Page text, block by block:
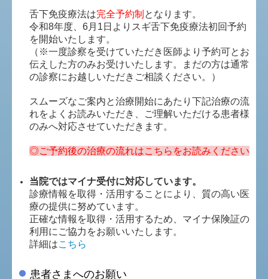
舌下免疫療法は完全予約制 となります。
令和8年度、6月1日よりスギ舌下免疫療法初回予約
を開始いたします。
（※一度診察を受けていただき医師より予約可とお
伝えした方のみお受けいたします。まだの方は通常
の診察にお越しいただきご相談ください。）
スムーズなご案内と治療開始にあたり下記治療の流
れをよくお読みいただき、ご理解いただける患者様
のみへ対応させていただきます。
◎ご予約後の治療の流れはこちらをお読みください
当院ではマイナ受付に対応しています。
診療情報を取得・活用することにより、質の高い医
療の提供に努めています。
正確な情報を取得・活用するため、マイナ保険証の
利用にご協力をお願いいたします。
詳細はこちら
患者さまへのお願い